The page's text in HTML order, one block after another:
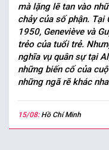
mà lặng lẽ tan vào
chảy của số phận. Tại
1950, Geneviève và
trẻo của tuổi trẻ.
nghĩa vụ quân sự tại
những biến cố của
những ngã rẽ khác
15/08: Hồ Chí Minh